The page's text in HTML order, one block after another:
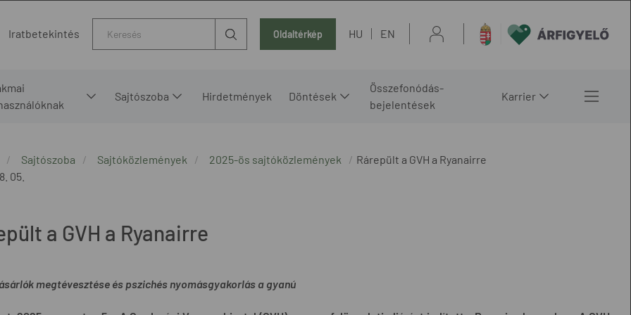
Iratbetekintés Oldaltérkép HU EN
Sajtószoba Hirdetmények Döntések
Összefonódás-
bejelentések
Karrier
Sajtószoba Sajtóközlemények 2025-ös sajtóközlemények
Rárepült a GVH a Ryanairre
05.
a GVH a Ryanairre
megtévesztése és pszichés nyomásgyakorlás a gyanú